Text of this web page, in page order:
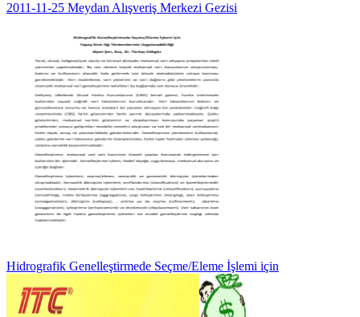
2011-11-25 Meydan Alışveriş Merkezi Gezisi
Hidrografik Genelleştirmede Seçme/Eleme İşlemi için